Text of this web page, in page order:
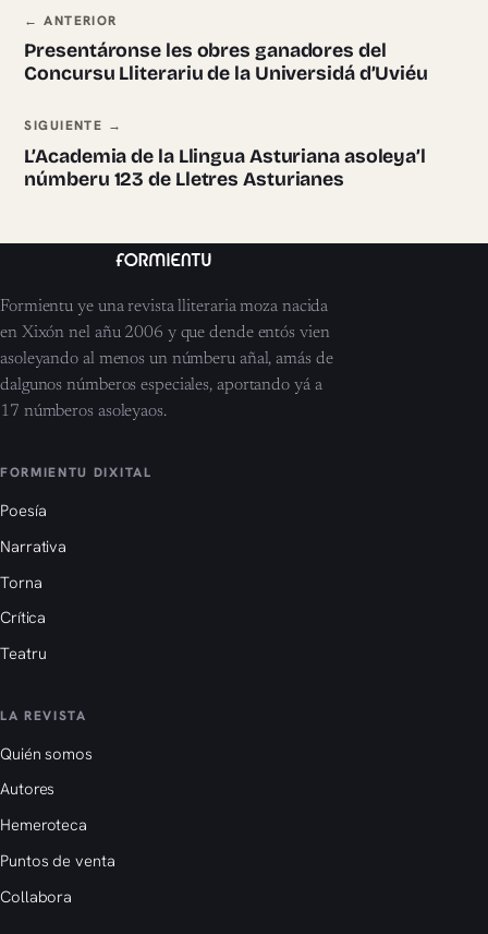
Navegación ente pieces
← ANTERIOR
Presentáronse les obres ganadores del
Concursu Lliterariu de la Universidá d’Uviéu
SIGUIENTE →
L’Academia de la Llingua Asturiana asoleya’l
númberu 123 de Lletres Asturianes
Formientu ye una revista lliteraria moza nacida
en Xixón nel añu 2006 y que dende entós vien
asoleyando al menos un númberu añal, amás de
dalgunos númberos especiales, aportando yá a
17 númberos asoleyaos.
FORMIENTU DIXITAL
Poesía
Narrativa
Torna
Crítica
Teatru
LA REVISTA
Quién somos
Autores
Hemeroteca
Puntos de venta
Collabora